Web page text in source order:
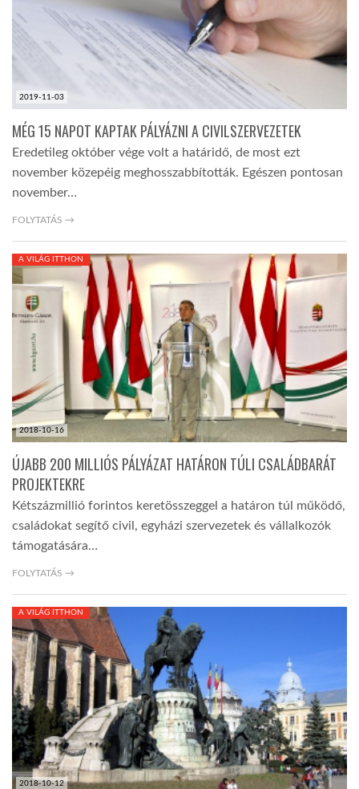
GLOBOTV
AFRIKA TUDÁSTÁR
LINKTR.EE
GLOBOZSARU
DOBRAVERO.HU
LATIMO.HU
GLOBOBOOK
2019-11-03
MÉG 15 NAPOT KAPTAK PÁLYÁZNI A CIVILSZERVEZETEK
Eredetileg október vége volt a határidő, de most ezt
november közepéig meghosszabbították. Egészen pontosan
november…
FOLYTATÁS →
2018-10-16
A VILÁG ITTHON
ÚJABB 200 MILLIÓS PÁLYÁZAT HATÁRON TÚLI CSALÁDBARÁT
PROJEKTEKRE
Kétszázmillió forintos keretösszeggel a határon túl működő,
családokat segítő civil, egyházi szervezetek és vállalkozók
támogatására…
FOLYTATÁS →
2018-10-12
A VILÁG ITTHON